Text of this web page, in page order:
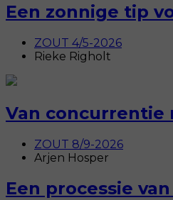
Een zonnige tip
ZOUT 4/5-2026
Rieke Righolt
Van concurrentie
ZOUT 8/9-2026
Arjen Hosper
Een processie